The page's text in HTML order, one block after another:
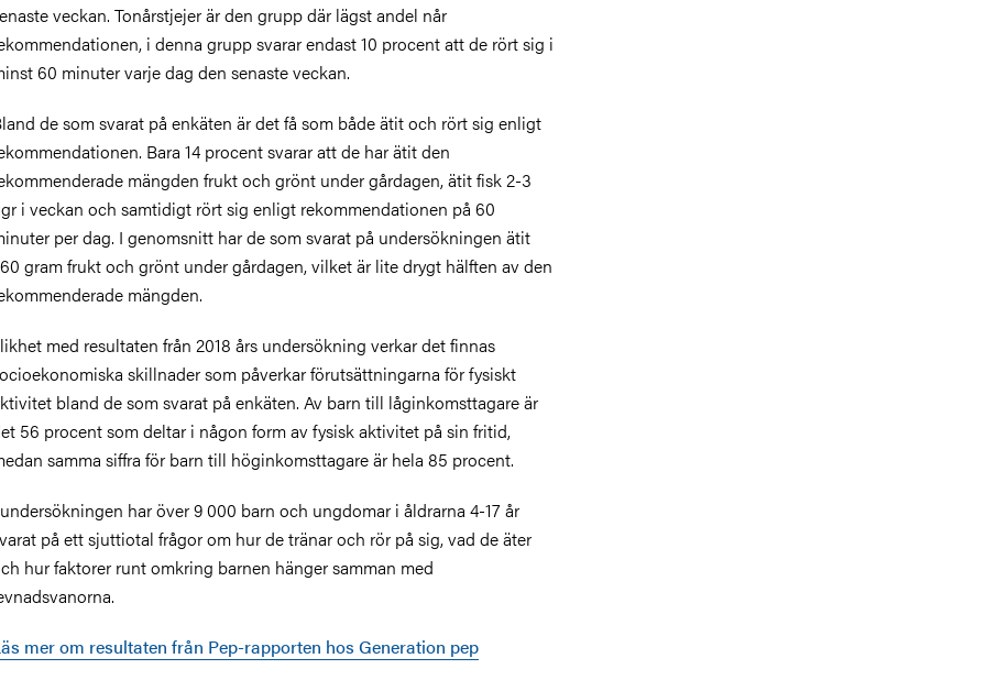
veckan. Tonårstjejer är den grupp där lägst andel når
i denna grupp svarar endast 10 procent att de rört sig i
60 minuter varje dag den senaste veckan.
de som svarat på enkäten är det få som både ätit och rört sig enligt
Bara 14 procent svarar att de har ätit den
mängden frukt och grönt under gårdagen, ätit fisk 2-3
i veckan och samtidigt rört sig enligt rekommendationen på 60
per dag. I genomsnitt har de som svarat på undersökningen ätit
gram frukt och grönt under gårdagen, vilket är lite drygt hälften av den
mängden.
med resultaten från 2018 års undersökning verkar det finnas
skillnader som påverkar förutsättningarna för fysiskt
bland de som svarat på enkäten. Av barn till låginkomsttagare är
56 procent som deltar i någon form av fysisk aktivitet på sin fritid,
samma siffra för barn till höginkomsttagare är hela 85 procent.
har över 9 000 barn och ungdomar i åldrarna 4-17 år
på ett sjuttiotal frågor om hur de tränar och rör på sig, vad de äter
hur faktorer runt omkring barnen hänger samman med
mer om resultaten från Pep-rapporten hos Generation pep